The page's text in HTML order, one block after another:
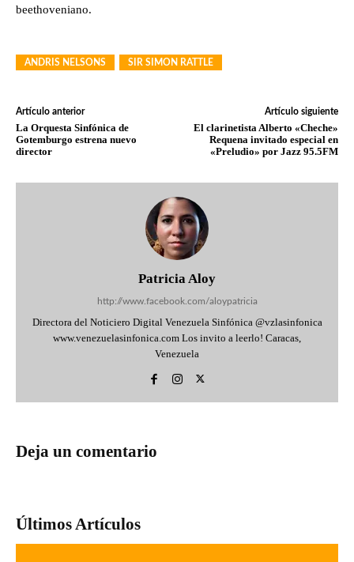
beethoveniano.
ANDRIS NELSONS SIR SIMON RATTLE
Artículo anterior
La Orquesta Sinfónica de
Gotemburgo estrena nuevo
director
Artículo siguiente
El clarinetista Alberto «Cheche»
Requena invitado especial en
«Preludio» por Jazz 95.5FM
Patricia Aloy
http://www.facebook.com/aloypatricia
Directora del Noticiero Digital Venezuela Sinfónica @vzlasinfonica
www.venezuelasinfonica.com Los invito a leerlo! Caracas,
Venezuela
Deja un comentario
Últimos Artículos